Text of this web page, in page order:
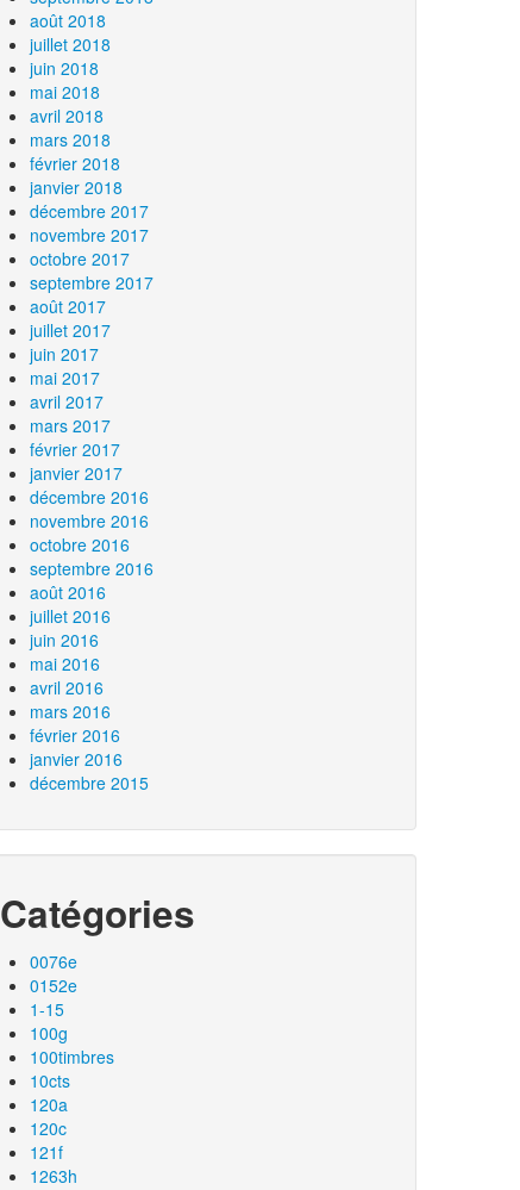
août 2018
juillet 2018
juin 2018
mai 2018
avril 2018
mars 2018
février 2018
janvier 2018
décembre 2017
novembre 2017
octobre 2017
septembre 2017
août 2017
juillet 2017
juin 2017
mai 2017
avril 2017
mars 2017
février 2017
janvier 2017
décembre 2016
novembre 2016
octobre 2016
septembre 2016
août 2016
juillet 2016
juin 2016
mai 2016
avril 2016
mars 2016
février 2016
janvier 2016
décembre 2015
Catégories
0076e
0152e
1-15
100g
100timbres
10cts
120a
120c
121f
1263h